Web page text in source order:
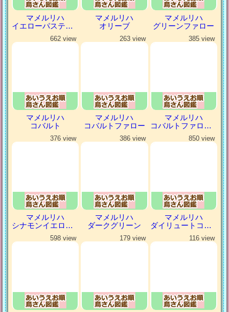
マメルリハ
イエローパステルミスティ
マメルリハ
オリーブ
マメルリハ
グリーンファロー
662 view
マメルリハ
コバルト
263 view
マメルリハ
コバルトファロー
385 view
マメルリハ
コバルトファローパイド
376 view
マメルリハ
シナモンイエローファロー
386 view
マメルリハ
ダークグリーン
850 view
マメルリハ
ダイリュートコバルトパイド
598 view 179 view 116 view